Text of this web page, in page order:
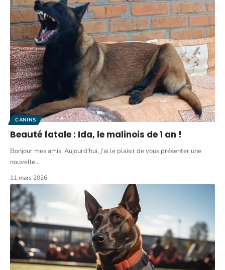
CANINS
Beauté fatale : Ida, le malinois de 1 an !
Bonjour mes amis. Aujourd'hui, j'ai le plaisir de vous présenter une
nouvelle…
11 mars 2026